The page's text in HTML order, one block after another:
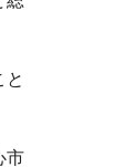
と
市